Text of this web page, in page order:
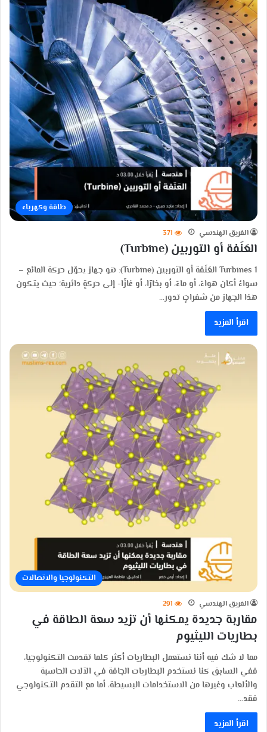
طاقة وكهرباء
الفريق الهندسي 371
العَنَفة أو التوربين (Turbine)
Turbines 1 العَنَفة أو التوربين (Turbine): هو جهاز يحوّل حركة المائع –
سواءٌ أكان هواءً، أو ماءً، أو بخارًا، أو غازًا- إلى حركةٍ دائرية؛ حيث يتكون
هذا الجهاز من شفراتٍ تدور…
اقرأ المزيد
التكنولوجيا والاتصالات
الفريق الهندسي 291
مقاربة جديدة يمكنها أن تزيد سعة الطاقة في
بطاريات الليثيوم
مما لا شك فيه أننا نستعمل البطاريات أكثر كلما تقدمت التكنولوجيا،
ففي السابق كنا نستخدم البطاريات الجافة في الآلات الحاسبة
والألعاب وغيرها من الاستخدامات البسيطة، أما مع التقدم التكنولوجي
فقد…
اقرأ المزيد